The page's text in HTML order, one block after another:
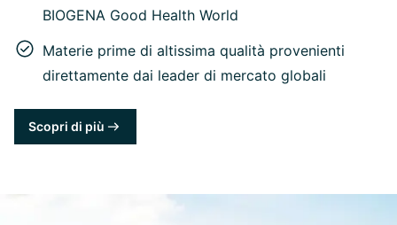
BIOGENA Good Health World
Materie prime di altissima qualità provenienti
direttamente dai leader di mercato globali
Scopri di più